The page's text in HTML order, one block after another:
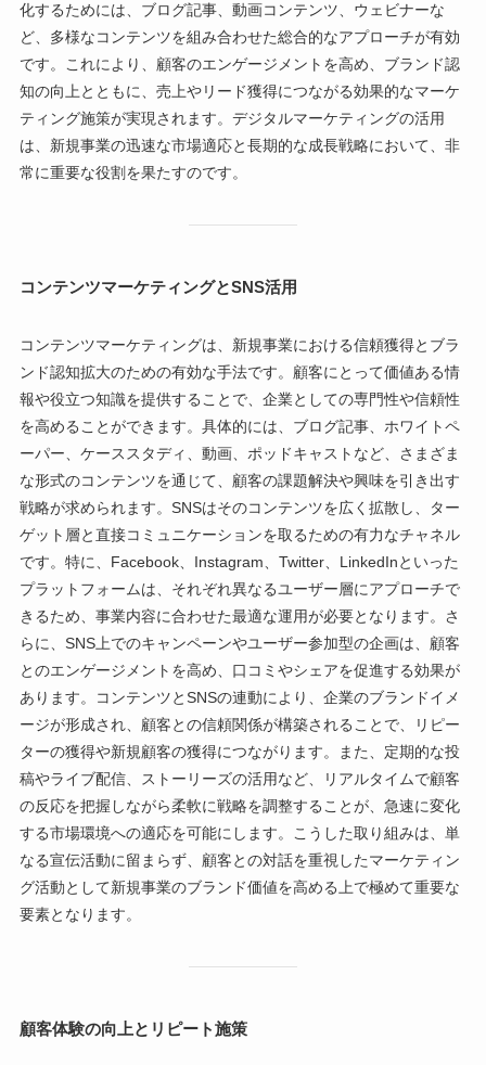
化するためには、ブログ記事、動画コンテンツ、ウェビナーな
ど、多様なコンテンツを組み合わせた総合的なアプローチが有効
です。これにより、顧客のエンゲージメントを高め、ブランド認
知の向上とともに、売上やリード獲得につながる効果的なマーケ
ティング施策が実現されます。デジタルマーケティングの活用
は、新規事業の迅速な市場適応と長期的な成長戦略において、非
常に重要な役割を果たすのです。
コンテンツマーケティングとSNS活用
コンテンツマーケティングは、新規事業における信頼獲得とブラ
ンド認知拡大のための有効な手法です。顧客にとって価値ある情
報や役立つ知識を提供することで、企業としての専門性や信頼性
を高めることができます。具体的には、ブログ記事、ホワイトペ
ーパー、ケーススタディ、動画、ポッドキャストなど、さまざま
な形式のコンテンツを通じて、顧客の課題解決や興味を引き出す
戦略が求められます。SNSはそのコンテンツを広く拡散し、ター
ゲット層と直接コミュニケーションを取るための有力なチャネル
です。特に、Facebook、Instagram、Twitter、LinkedInといった
プラットフォームは、それぞれ異なるユーザー層にアプローチで
きるため、事業内容に合わせた最適な運用が必要となります。さ
らに、SNS上でのキャンペーンやユーザー参加型の企画は、顧客
とのエンゲージメントを高め、口コミやシェアを促進する効果が
あります。コンテンツとSNSの連動により、企業のブランドイメ
ージが形成され、顧客との信頼関係が構築されることで、リピー
ターの獲得や新規顧客の獲得につながります。また、定期的な投
稿やライブ配信、ストーリーズの活用など、リアルタイムで顧客
の反応を把握しながら柔軟に戦略を調整することが、急速に変化
する市場環境への適応を可能にします。こうした取り組みは、単
なる宣伝活動に留まらず、顧客との対話を重視したマーケティン
グ活動として新規事業のブランド価値を高める上で極めて重要な
要素となります。
顧客体験の向上とリピート施策